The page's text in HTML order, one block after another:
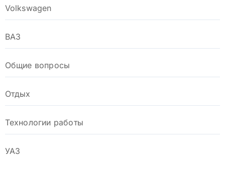
Volkswagen
ВАЗ
Общие вопросы
Отдых
Технологии работы
УАЗ